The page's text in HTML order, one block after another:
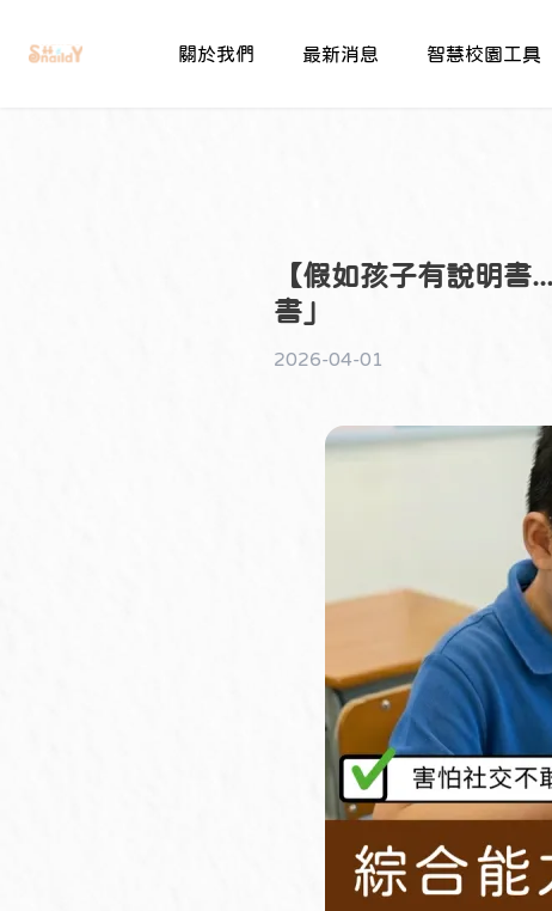
關於我們 最新消息 智慧校園工具
【假如孩子有說明
書」
2026-04-01